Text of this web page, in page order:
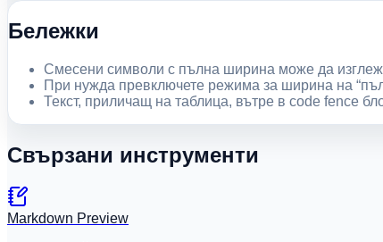
Бележки
Смесени символи с пълна ширина може да
При нужда превключете режима за ширина на
Текст, приличащ на таблица, вътре в code fence
Свързани инструменти
Markdown Preview